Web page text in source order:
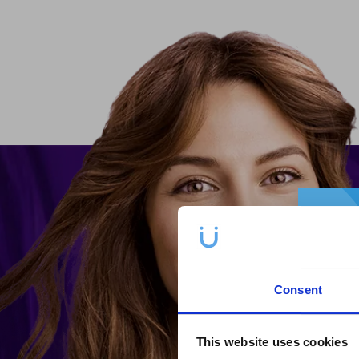
Consent
This website uses cookies